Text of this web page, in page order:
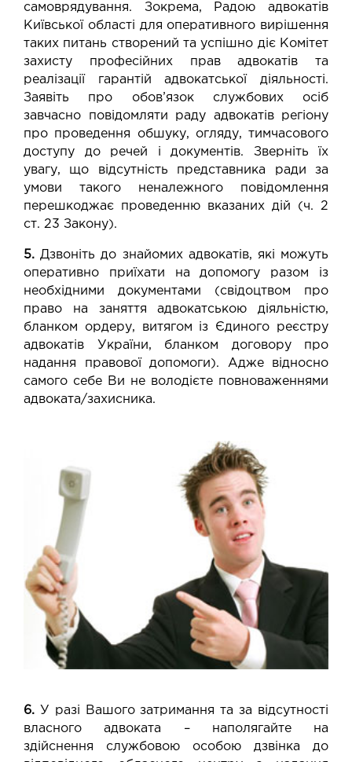
самоврядування. Зокрема, Радою адвокатів
Київської області для оперативного вирішення
таких питань створений та успішно діє Комітет
захисту професійних прав адвокатів та
реалізації гарантій адвокатської діяльності.
Заявіть про обов’язок службових осіб
завчасно повідомляти раду адвокатів регіону
про проведення обшуку, огляду, тимчасового
доступу до речей і документів. Зверніть їх
увагу, що відсутність представника ради за
умови такого неналежного повідомлення
перешкоджає проведенню вказаних дій (ч. 2
ст. 23 Закону).
5. Дзвоніть до знайомих адвокатів, які можуть
оперативно приїхати на допомогу разом із
необхідними документами (свідоцтвом про
право на заняття адвокатською діяльністю,
бланком ордеру, витягом із Єдиного реєстру
адвокатів України, бланком договору про
надання правової допомоги). Адже відносно
самого себе Ви не володієте повноваженнями
адвоката/захисника.
6. У разі Вашого затримання та за відсутності
власного адвоката – наполягайте на
здійснення службовою особою дзвінка до